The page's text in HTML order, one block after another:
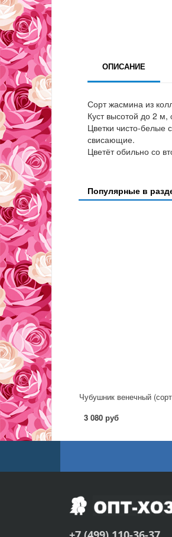
ОПИСАНИЕ
Сорт жасмина из
Куст высотой до 2 м,
Цветки чисто-
свисающие.
Цветёт обильно со
Популярные в
3 080 руб